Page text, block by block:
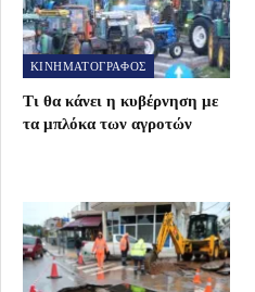
ΚΙΝΗΜΑΤΟΓΡΑΦΟΣ
Τι θα κάνει η κυβέρνηση με
τα μπλόκα των αγροτών